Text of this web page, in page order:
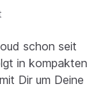
schon seit
in kompakten
Dir um Deine